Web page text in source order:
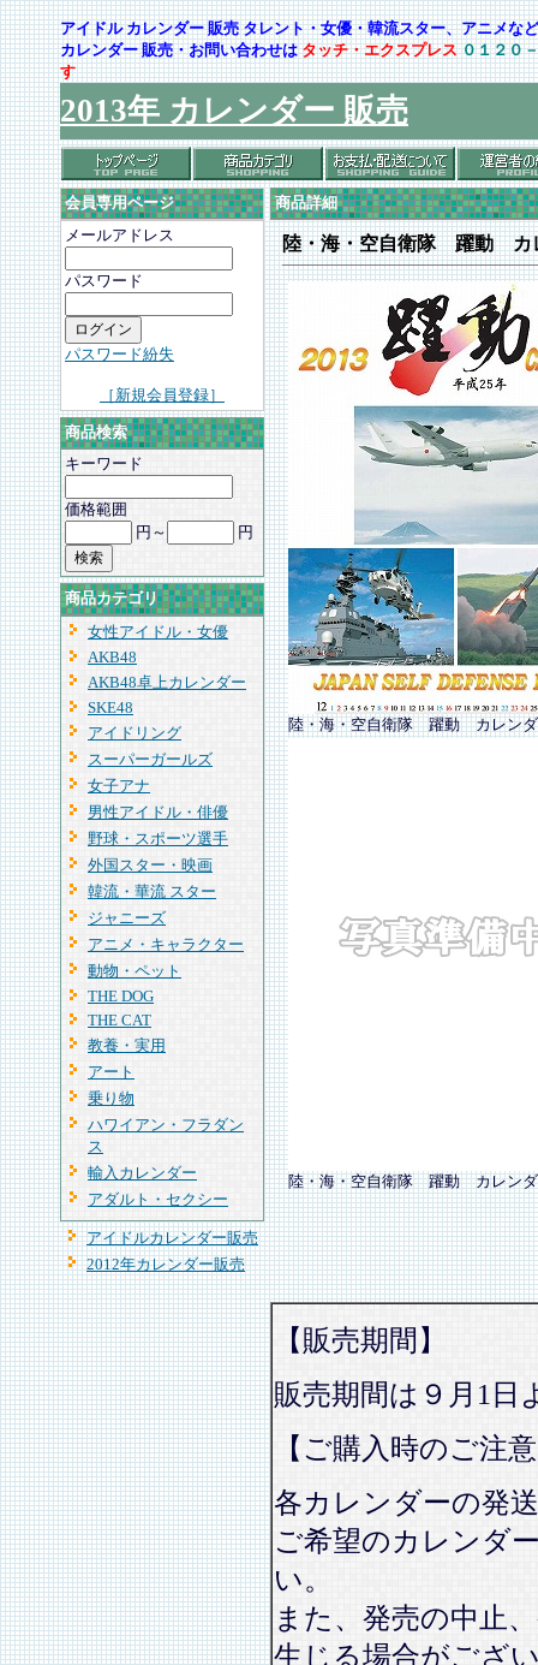
アイドル カレンダー 販売 タレント・女優・韓流スター、アニメ
カレンダー 販売・お問い合わせはタッチ・エクスプレス ０１２０
す
2013年 カレンダー 販売
会員専用ページ
メールアドレス
パスワード
パスワード紛失
［新規会員登録］
商品検索
キーワード
価格範囲
円～
円
商品カテゴリ
女性アイドル・女優
AKB48
AKB48卓上カレンダー
SKE48
アイドリング
スーパーガールズ
女子アナ
男性アイドル・俳優
野球・スポーツ選手
外国スター・映画
韓流・華流 スター
ジャニーズ
アニメ・キャラクター
動物・ペット
THE DOG
THE CAT
教養・実用
アート
乗り物
ハワイアン・フラダン
ス
輸入カレンダー
アダルト・セクシー
アイドルカレンダー販売
2012年カレンダー販売
商品詳細
陸・海・空自衛隊 躍動 カ
陸・海・空自衛隊 躍動 カレン
陸・海・空自衛隊 躍動 カレン
【販売期間】
販売期間は９月1日
【ご購入時のご注
各カレンダーの発
ご希望のカレンダ
い。
また、発売の中止
生じる場合がござ